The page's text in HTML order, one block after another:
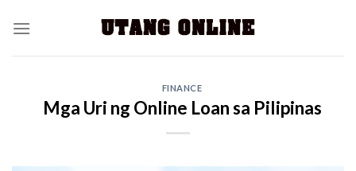
FINANCE
Mga Uri ng Online Loan sa Pilipinas